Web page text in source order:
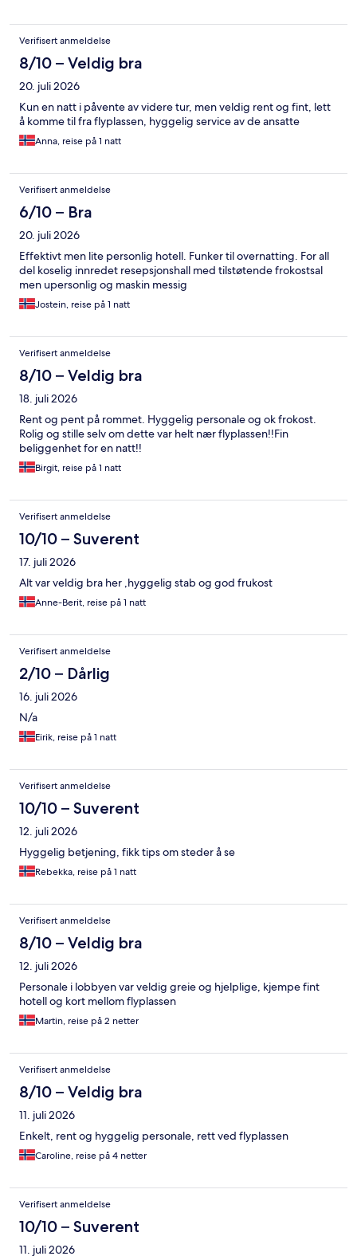
Verifisert anmeldelse
8/10 – Veldig bra
20. juli 2026
Kun en natt i påvente av videre tur, men veldig rent og fint, lett
å komme til fra flyplassen, hyggelig service av de ansatte
Anna, reise på 1 natt
Verifisert anmeldelse
6/10 – Bra
20. juli 2026
Effektivt men lite personlig hotell. Funker til overnatting. For all
del koselig innredet resepsjonshall med tilstøtende frokostsal
men upersonlig og maskin messig
Jostein, reise på 1 natt
Verifisert anmeldelse
8/10 – Veldig bra
18. juli 2026
Rent og pent på rommet. Hyggelig personale og ok frokost.
Rolig og stille selv om dette var helt nær flyplassen!!Fin
beliggenhet for en natt!!
Birgit, reise på 1 natt
Verifisert anmeldelse
10/10 – Suverent
17. juli 2026
Alt var veldig bra her ,hyggelig stab og god frukost
Anne-Berit, reise på 1 natt
Verifisert anmeldelse
2/10 – Dårlig
16. juli 2026
N/a
Eirik, reise på 1 natt
Verifisert anmeldelse
10/10 – Suverent
12. juli 2026
Hyggelig betjening, fikk tips om steder å se
Rebekka, reise på 1 natt
Verifisert anmeldelse
8/10 – Veldig bra
12. juli 2026
Personale i lobbyen var veldig greie og hjelplige, kjempe fint
hotell og kort mellom flyplassen
Martin, reise på 2 netter
Verifisert anmeldelse
8/10 – Veldig bra
11. juli 2026
Enkelt, rent og hyggelig personale, rett ved flyplassen
Caroline, reise på 4 netter
Verifisert anmeldelse
10/10 – Suverent
11. juli 2026